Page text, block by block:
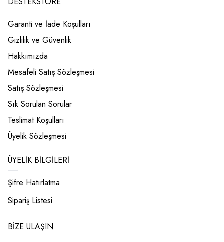
Garanti ve İade Koşulları
Gizlilik ve Güvenlik
Hakkımızda
Mesafeli Satış Sözleşmesi
Satış Sözleşmesi
Sık Sorulan Sorular
Teslimat Koşulları
Üyelik Sözleşmesi
ÜYELIK BILGILERI
Şifre Hatırlatma
Sipariş Listesi
BIZE ULAŞIN